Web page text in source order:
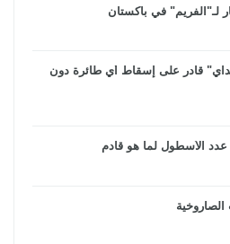
لـ"الفريم" في باكستان
قادر على إسقاط أي طائرة دون
عدد الأسطول لما هو قادم